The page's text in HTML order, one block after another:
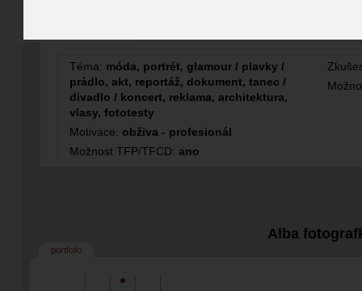
Téma: móda, portrét, glamour / plavky /
prádlo, akt, reportáž, dokument, tanec /
divadlo / koncert, reklama, architektura,
vlasy, fototesty
Motivace: obživa - profesionál
Možnost TFP/TFCD: ano
Alba
portfolio